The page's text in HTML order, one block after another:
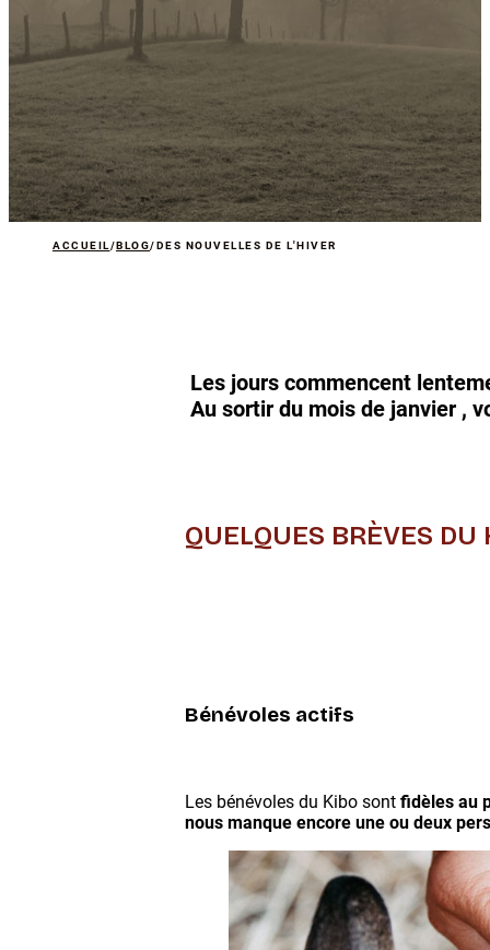
ACCUEIL/BLOG/DES NOUVELLES DE L'HIVER
Les jours commencent
Au sortir du mois de janvier ,
QUELQUES BRÈVES DU
Bénévoles actifs
Les bénévoles du Kibo sont fidèles au
nous manque encore une ou deux